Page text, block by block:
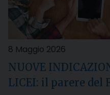
8 Maggio 2026
NUOVE
LICEI: il parere del